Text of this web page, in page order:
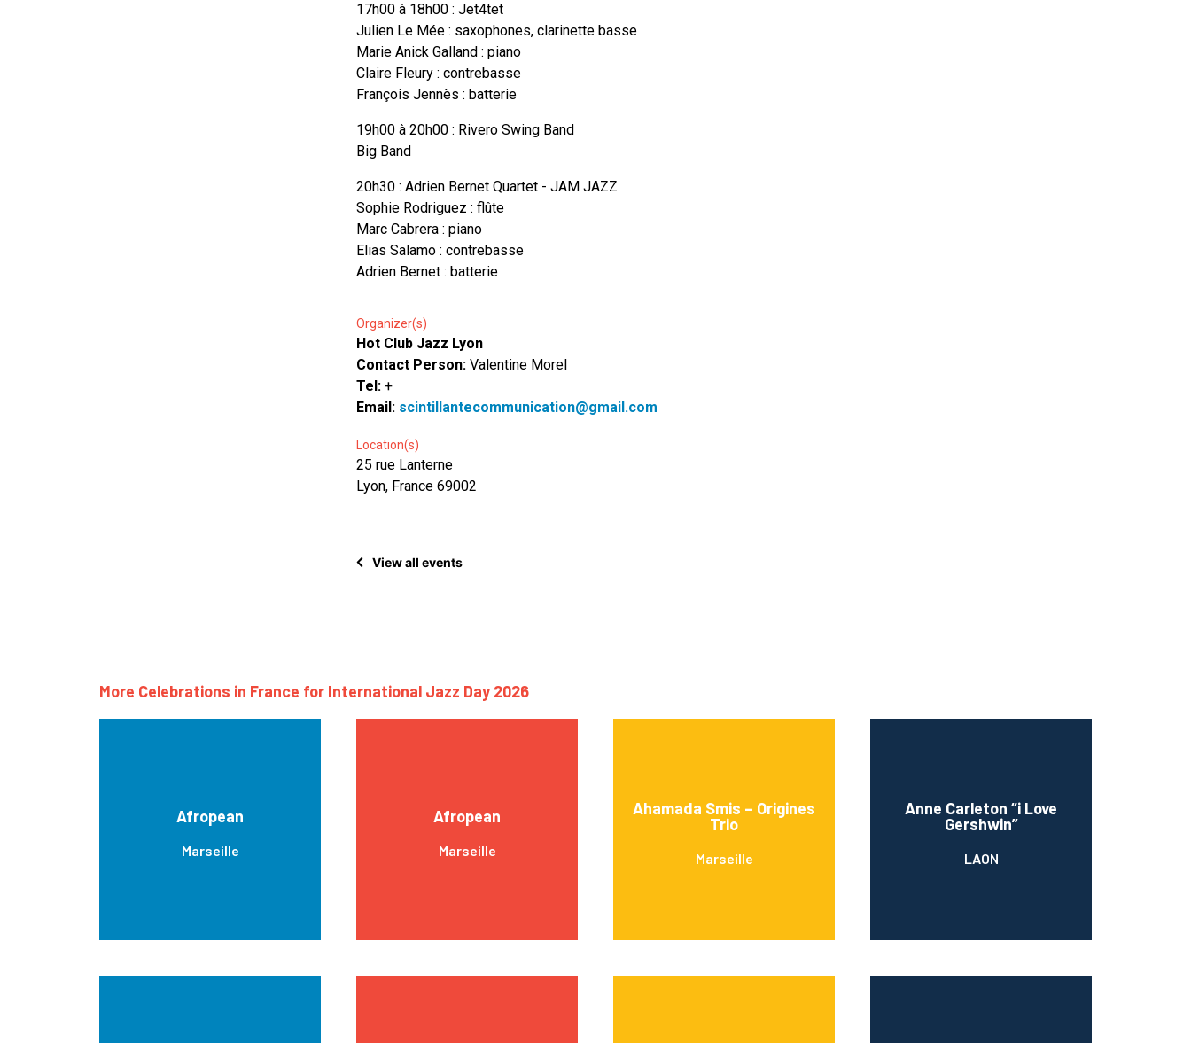
17h00 à 18h00 : Jet4tet
Julien Le Mée : saxophones, clarinette basse
Marie Anick Galland : piano
Claire Fleury : contrebasse
François Jennès : batterie
19h00 à 20h00 : Rivero Swing Band
Big Band
20h30 : Adrien Bernet Quartet - JAM JAZZ
Sophie Rodriguez : flûte
Marc Cabrera : piano
Elias Salamo : contrebasse
Adrien Bernet : batterie
Organizer(s)
Hot Club Jazz Lyon
Contact Person: Valentine Morel
Tel: +
Email: scintillantecommunication@gmail.com
Location(s)
25 rue Lanterne
Lyon, France 69002
View all events
More Celebrations in France for International Jazz Day 2026
Afropean
Marseille
Afropean
Marseille
Ahamada Smis – Origines
Trio
Marseille
Anne Carleton “i Love
Gershwin”
LAON